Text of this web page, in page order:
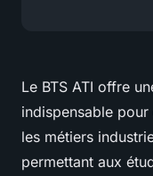
Le BTS ATI offre
indispensable
les métiers
permettant aux